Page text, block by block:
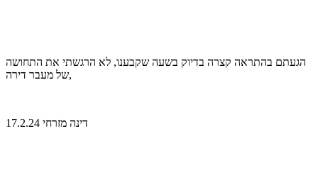
הגעתם בהתראה קצרה בדיוק בשעה שקבענו, לא הרגשתי את התחושה
של מעבר דירה,
דינה מזרחי 17.2.24